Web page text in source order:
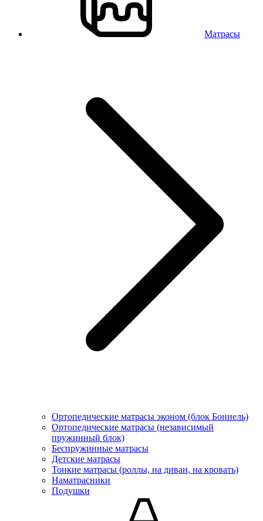
Матрасы
Ортопедические матрасы эконом (блок Боннель)
Ортопедические матрасы (независимый
пружинный блок)
Беcпружинные матрасы
Детские матрасы
Тонкие матрасы (роллы, на диван, на кровать)
Наматрасники
Подушки